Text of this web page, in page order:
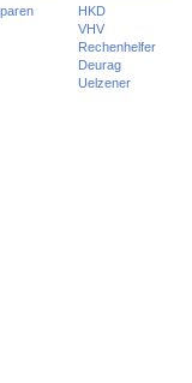
HKD
VHV
Rechenhelfer
Deurag
Uelzener